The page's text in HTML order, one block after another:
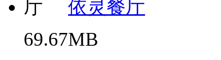
依灵餐厅
69.67MB